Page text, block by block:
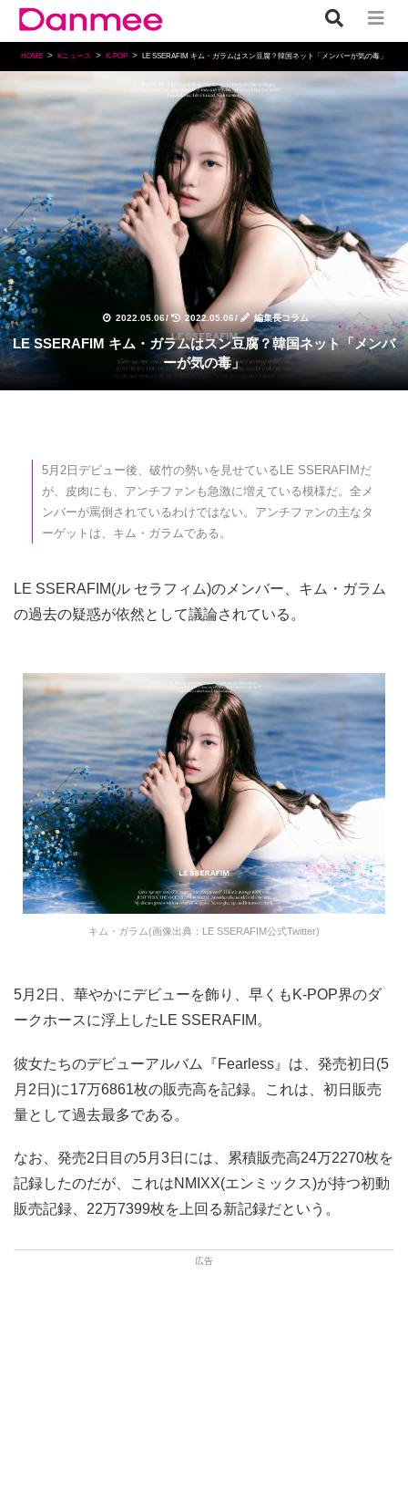
HOME Kニュース K-POP LE SSERAFIM キム・ガラムはスン豆腐？韓国ネット「メンバーが気の毒」
2022.05.06/ 2022.05.06/ 編集長コラム
K-POP
LE SSERAFIM キム・ガラムはスン豆腐？韓国ネット「メンバ
ーが気の毒」
5月2日デビュー後、破竹の勢いを見せているLE SSERAFIMだ
が、皮肉にも、アンチファンも急激に増えている模様だ。全メ
ンバーが罵倒されているわけではない。アンチファンの主なタ
ーゲットは、キム・ガラムである。
LE SSERAFIM(ル セラフィム)のメンバー、キム・ガラム
の過去の疑惑が依然として議論されている。
キム・ガラム(画像出典：LE SSERAFIM公式Twitter)
5月2日、華やかにデビューを飾り、早くもK-POP界のダ
ークホースに浮上したLE SSERAFIM。
彼女たちのデビューアルバム『Fearless』は、発売初日(5
月2日)に17万6861枚の販売高を記録。これは、初日販売
量として過去最多である。
なお、発売2日目の5月3日には、累積販売高24万2270枚を
記録したのだが、これはNMIXX(エンミックス)が持つ初動
販売記録、22万7399枚を上回る新記録だという。